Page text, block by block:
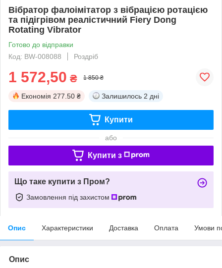
Вібратор фалоімітатор з вібрацією ротацією
та підігрівом реалістичний Fiery Dong
Rotating Vibrator
Готово до відправки
Код: BW-008088
Роздріб
1 572,50 ₴ 1 850 ₴
Економія 277.50 ₴ Залишилось 2 дні
Купити
або
Купити з
Що таке купити з Пром?
Замовлення під захистом
Опис Характеристики Доставка Оплата Умови
Опис